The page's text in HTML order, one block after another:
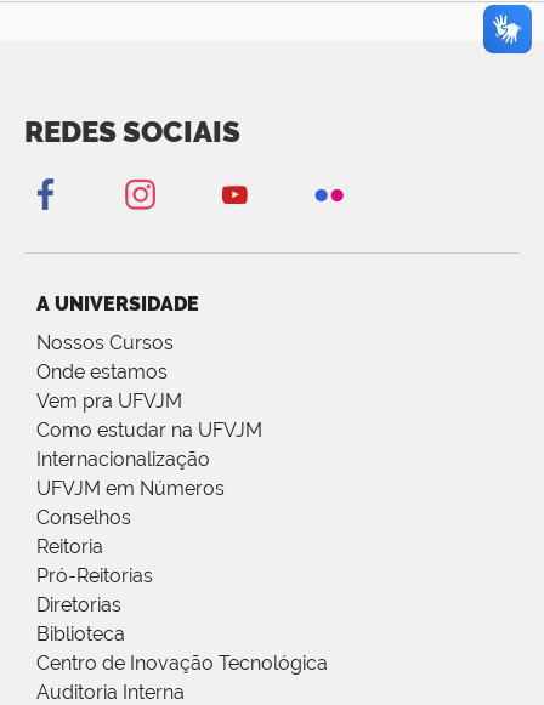
REDES SOCIAIS
A UNIVERSIDADE
Nossos Cursos
Onde estamos
Vem pra UFVJM
Como estudar na UFVJM
Internacionalização
UFVJM em Números
Conselhos
Reitoria
Pró-Reitorias
Diretorias
Biblioteca
Centro de Inovação Tecnológica
Auditoria Interna